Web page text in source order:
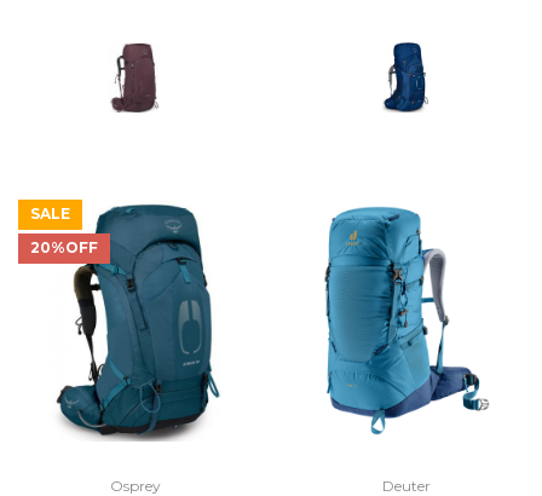
SALE
20%OFF
Osprey Deuter